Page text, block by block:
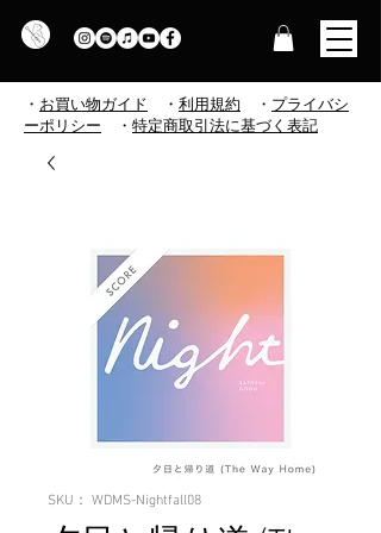
・ お買い物ガイド ・ 利用規約 ・ プライバシ
ーポリシー
・ 特定商取引法に基づく表記
SKU： WDMS-Nightfall08